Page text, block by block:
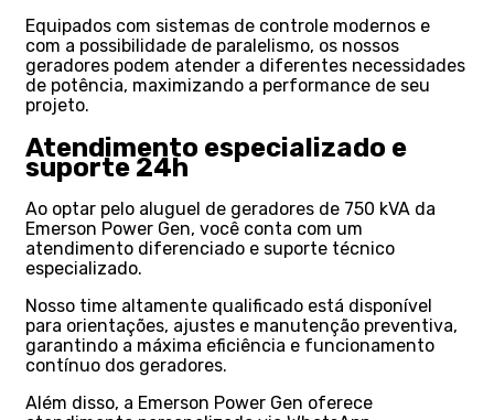
Equipados com sistemas de controle modernos e
com a possibilidade de paralelismo, os nossos
geradores podem atender a diferentes necessidades
de potência, maximizando a performance de seu
projeto.
Atendimento especializado e
suporte 24h
Ao optar pelo aluguel de geradores de 750 kVA da
Emerson Power Gen, você conta com um
atendimento diferenciado e suporte técnico
especializado.
Nosso time altamente qualificado está disponível
para orientações, ajustes e manutenção preventiva,
garantindo a máxima eficiência e funcionamento
contínuo dos geradores.
Além disso, a Emerson Power Gen oferece